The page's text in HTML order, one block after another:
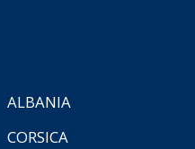
ALBANIA
CORSICA